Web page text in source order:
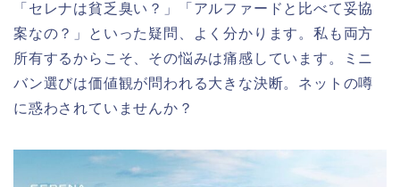
「セレナは貧乏臭い？」「アルファードと比べて妥協
案なの？」といった疑問、よく分かります。私も両方
所有するからこそ、その悩みは痛感しています。ミニ
バン選びは価値観が問われる大きな決断。ネットの噂
に惑わされていませんか？